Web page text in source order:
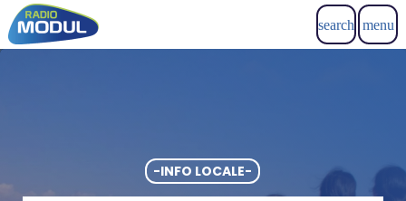
search menu
-INFO LOCALE-